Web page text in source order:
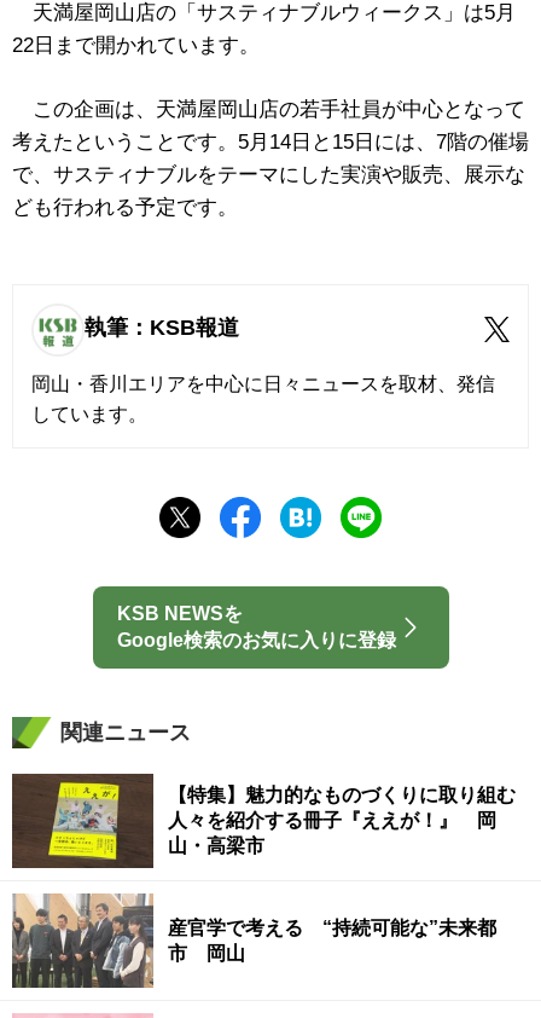
天満屋岡山店の「サスティナブルウィークス」は5月
22日まで開かれています。
この企画は、天満屋岡山店の若手社員が中心となって
考えたということです。5月14日と15日には、7階の催場
で、サスティナブルをテーマにした実演や販売、展示な
ども行われる予定です。
執筆：KSB報道
岡山・香川エリアを中心に日々ニュースを取材、発信
しています。
KSB NEWSを
Google検索のお気に入りに登録
関連ニュース
【特集】魅力的なものづくりに取り組む
人々を紹介する冊子『ええが！』 岡
山・高梁市
産官学で考える “持続可能な”未来都
市 岡山